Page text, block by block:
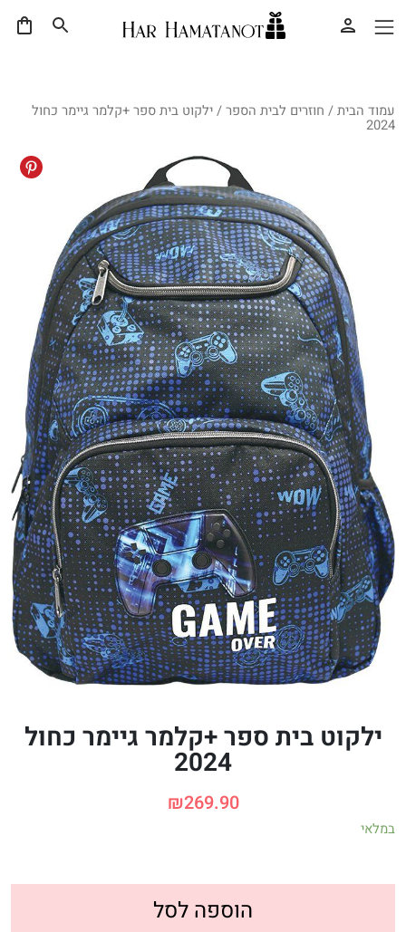
עמוד הבית/ חוזרים לבית הספר/ ילקוט בית ספר +קלמר גיימר כחול
2024
ילקוט בית ספר +קלמר גיימר כחול
2024
₪269.90
במלאי
הוספה לסל